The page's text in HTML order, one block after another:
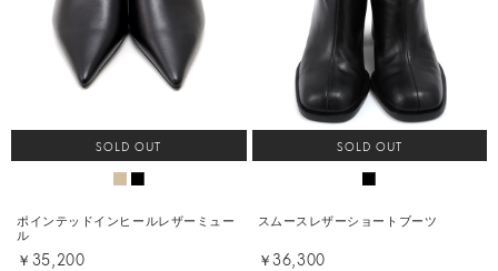
SOLD OUT
ポインテッドインヒールレザーミュー
ル
￥35,200
SOLD OUT
スムースレザーショートブーツ
￥36,300